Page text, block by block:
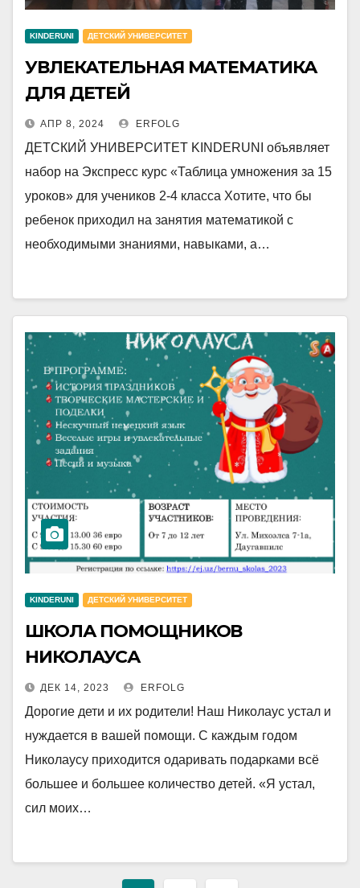
KINDERUNI ДЕТСКИЙ УНИВЕРСИТЕТ
УВЛЕКАТЕЛЬНАЯ МАТЕМАТИКА
ДЛЯ ДЕТЕЙ
АПР 8, 2024 ERFOLG
ДЕТСКИЙ УНИВЕРСИТЕТ KINDERUNI объявляет
набор на Экспресс курс «Таблица умножения за 15
уроков» для учеников 2-4 класса Хотите, что бы
ребенок приходил на занятия математикой с
необходимыми знаниями, навыками, а…
KINDERUNI ДЕТСКИЙ УНИВЕРСИТЕТ
ШКОЛА ПОМОЩНИКОВ
НИКОЛАУСА
ДЕК 14, 2023 ERFOLG
Дорогие дети и их родители! Наш Николаус устал и
нуждается в вашей помощи. С каждым годом
Николаусу приходится одаривать подарками всё
большее и большее количество детей. «Я устал,
сил моих…